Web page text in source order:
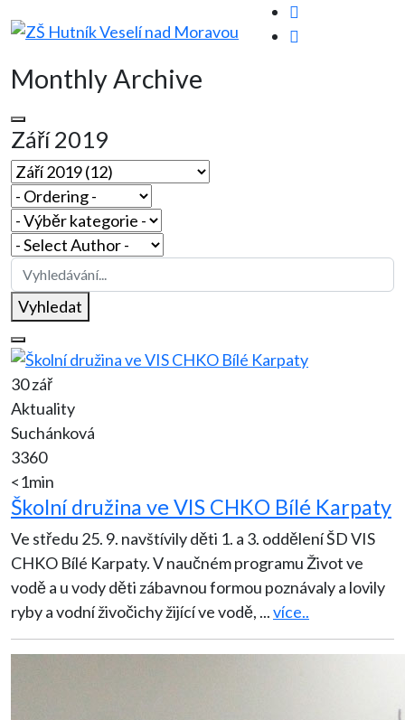
Monthly Archive
Září 2019
Vyhledat
30 zář
Aktuality
Suchánková
3360
<1min
Školní družina ve VIS CHKO Bílé Karpaty
Ve středu 25. 9. navštívily děti 1. a 3. oddělení ŠD VIS
CHKO Bílé Karpaty. V naučném programu Život ve
vodě a u vody děti zábavnou formou poznávaly a lovily
ryby a vodní živočichy žijící ve vodě, ...více..